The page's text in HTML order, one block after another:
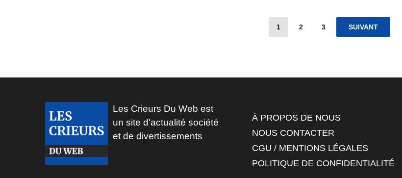
1 2 3 SUIVANT
Les Crieurs Du Web est
un site d'actualité société
et de divertissements
À PROPOS DE NOUS
NOUS CONTACTER
CGU / MENTIONS LÉGALES
POLITIQUE DE CONFIDENTIALITÉ